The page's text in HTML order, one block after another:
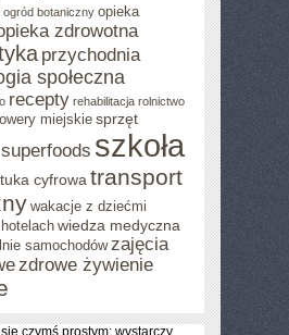
ogród botaniczny opieka
zdrowotna
przychodnia
społeczna
recepty rehabilitacja rolnictwo
miejskiesprzęt
superfoods szkoła
cyfrowa transport
wakacje z dziećmi
wiedza medyczna
samochodów zajęcia
zdrowe żywienie
czymś prostym: wystarczy